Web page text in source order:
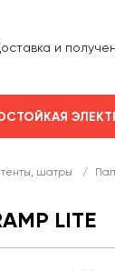
и
шатры /
LITE